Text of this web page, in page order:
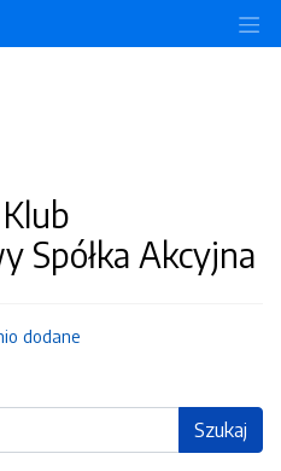
Spółka Akcyjna
dodane
Szukaj